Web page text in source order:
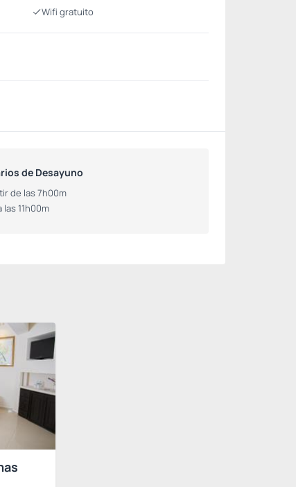
Wifi gratuito
de Desayuno
de las 7h00m
las 11h00m